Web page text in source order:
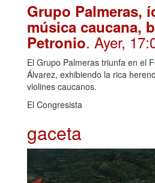
Grupo Palmeras,
música caucana,
Petronio. Ayer,
El Grupo Palmeras triunfa en el
Álvarez, exhibiendo la rica
violines caucanos.
El Congresista
gaceta